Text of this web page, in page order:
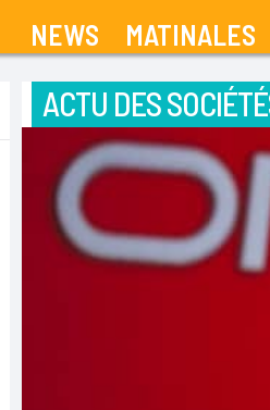
NEWS MATINALES
ACTU DES